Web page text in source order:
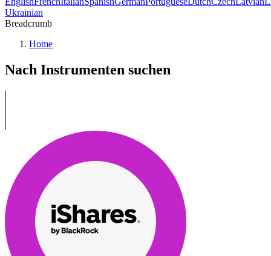
Ukrainian
Breadcrumb
Home
Nach Instrumenten suchen